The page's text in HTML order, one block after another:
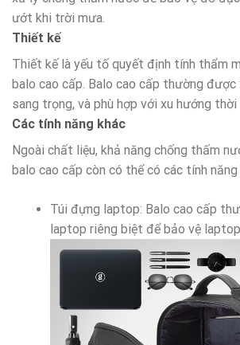
ướt khi trời mưa.
Thiết kế
Thiết kế là yếu tố quyết định tính thẩm
balo cao cấp. Balo cao cấp thường
sang trọng, và phù hợp với xu hướng thời
Các tính năng khác
Ngoài chất liệu, khả năng chống thấm
balo cao cấp còn có thể có các tính năng
Túi đựng laptop: Balo cao cấp
laptop riêng biệt để bảo vệ